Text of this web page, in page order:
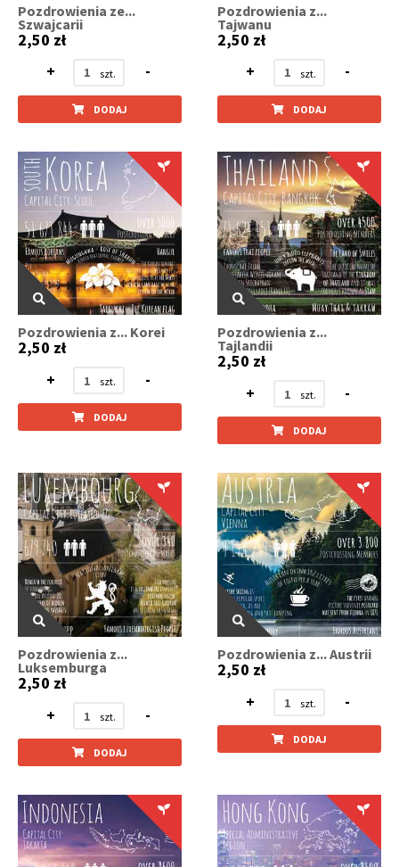
Pozdrowienia ze...
Szwajcarii
2,50 zł
+
-
DODAJ
Pozdrowienia z...
Tajwanu
2,50 zł
+
-
DODAJ
Pozdrowienia z... Korei
2,50 zł
+
-
DODAJ
Pozdrowienia z...
Tajlandii
2,50 zł
+
-
DODAJ
Pozdrowienia z...
Luksemburga
2,50 zł
+
-
DODAJ
Pozdrowienia z... Austrii
2,50 zł
+
-
DODAJ